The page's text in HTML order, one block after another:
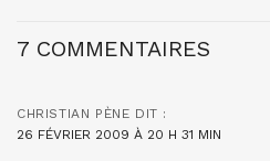
7 COMMENTAIRES
CHRISTIAN PÈNE DIT :
26 FÉVRIER 2009 À 20 H 31 MIN